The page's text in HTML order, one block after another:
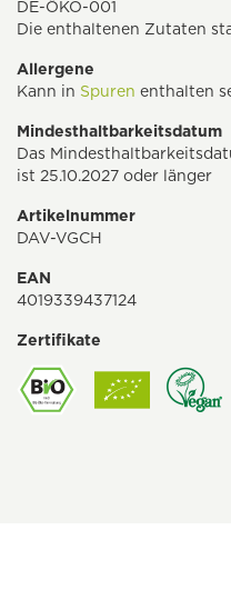
DE-ÖKO-001
Die enthaltenen Zutaten
Allergene
Kann in Spuren enthalten
Mindesthaltbarkeitsdatum
Das
ist 25.10.2027 oder länger
Artikelnummer
DAV-VGCH
EAN
4019339437124
Zertifikate